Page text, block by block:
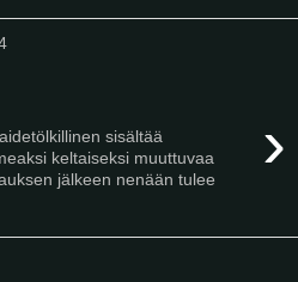
›
sisältää
keltaiseksi muuttuvaa
jälkeen nenään tulee